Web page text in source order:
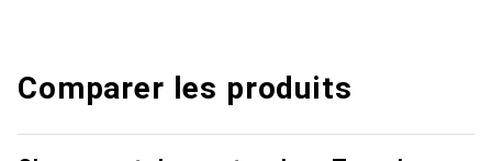
Comparer les produits